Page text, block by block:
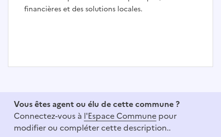
financières et des solutions locales.
Vous êtes agent ou élu de cette commune ?
Connectez-vous à l'Espace Commune pour
modifier ou compléter cette description..